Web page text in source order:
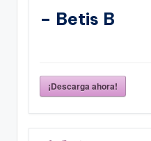
– Betis B
¡Descarga ahora!